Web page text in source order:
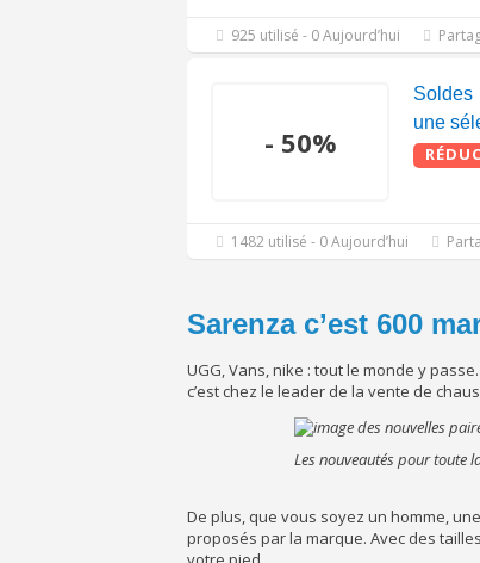
925 utilisé - 0 Aujourd’hui
- 50%
Soldes
une
1482 utilisé - 0 Aujourd’hui
Sarenza c’est 600
UGG, Vans, nike : tout le monde y
c’est chez le leader de la vente de
Les nouveautés pour toute
De plus, que vous soyez un homme,
proposés par la marque. Avec des